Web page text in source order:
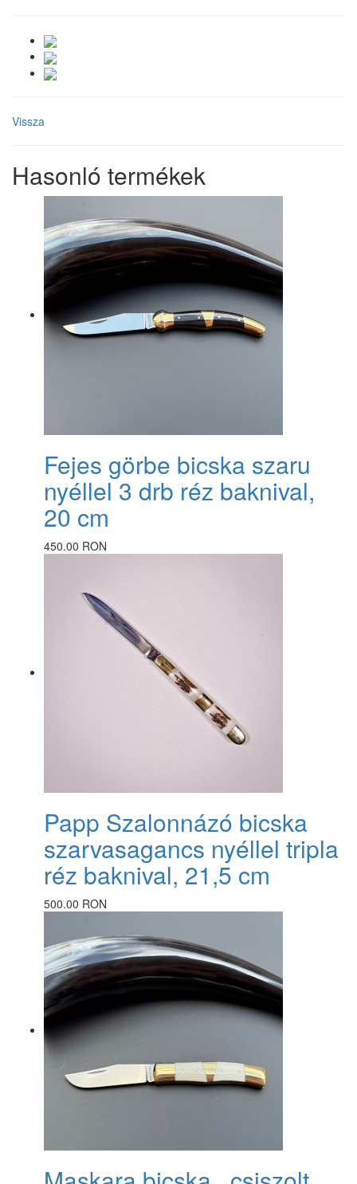
Vissza
Hasonló termékek
Fejes görbe bicska szaru
nyéllel 3 drb réz baknival,
20 cm
450.00 RON
Papp Szalonnázó bicska
szarvasagancs nyéllel tripla
réz baknival, 21,5 cm
500.00 RON